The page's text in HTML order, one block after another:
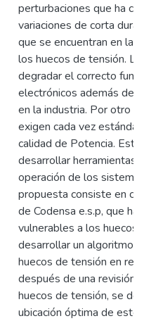
perturbaciones que ha
variaciones de corta
que se encuentran en las
los huecos de tensión.
degradar el correcto
electrónicos además de
en la industria. Por otro
exigen cada vez
calidad de Potencia.
desarrollar herramientas
operación de los
propuesta consiste en
de Codensa e.s.p, que
vulnerables a los huecos
desarrollar un algoritmo
huecos de tensión en
después de una revisión
huecos de tensión, se
ubicación óptima de